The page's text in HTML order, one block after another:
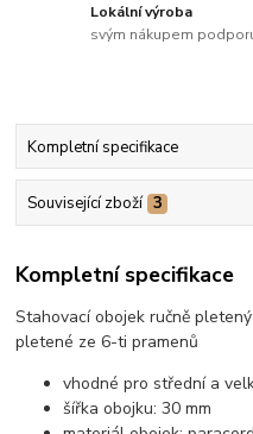
Lokální výroba
svým nákupem
Kompletní specifikace
Související zboží 3
Kompletní specifikace
Stahovací obojek ručně
pletené ze 6-ti pramenů
vhodné pro střední a
šířka obojku: 30 mm